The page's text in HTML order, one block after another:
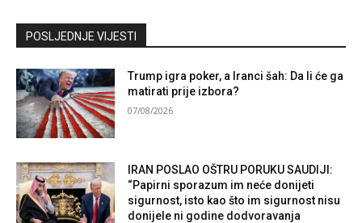
Kontaktirajte nas
POSLJEDNJE VIJESTI
Trump igra poker, a Iranci šah: Da li će ga
matirati prije izbora?
07/08/2026
IRAN POSLAO OŠTRU PORUKU SAUDIJI:
“Papirni sporazum im neće donijeti
sigurnost, isto kao što im sigurnost nisu
donijele ni godine dodvoravanja